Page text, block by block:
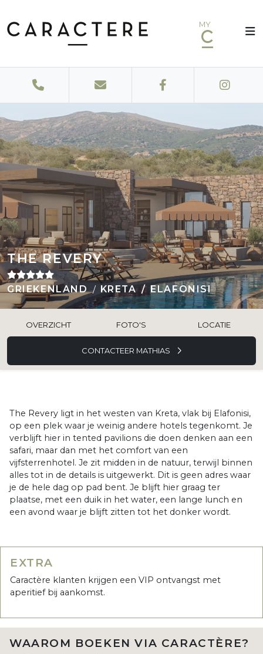
MY
THE REVERY
GRIEKENLAND KRETA ELAFONISI
OVERZICHT FOTO'S LOCATIE
CONTACTEER MATHIAS
The Revery ligt in het westen van Kreta, vlak bij Elafonisi,
op een plek waar je weinig andere hotels tegenkomt. Je
verblijft hier in tented pavilions die doen denken aan een
safari, maar dan met het comfort van een
vijfsterrenhotel. Je zit midden in de natuur, terwijl binnen
alles tot in de details is uitgewerkt. Dit is geen adres waar
je de hele dag op pad bent. Je blijft hier graag ter
plaatse, met een duik in het water, een lange lunch en
een avond waar je blijft zitten tot het donker wordt.
EXTRA
Caractère klanten krijgen een VIP ontvangst met
aperitief bij aankomst.
WAAROM BOEKEN VIA CARACTÈRE?